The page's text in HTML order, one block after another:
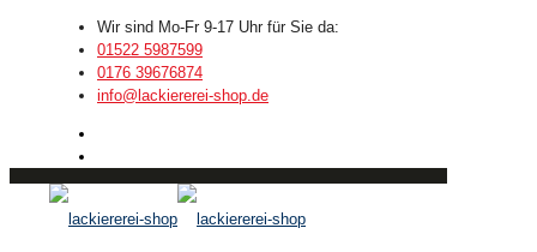
Wir sind Mo-Fr 9-17 Uhr für Sie da:
01522 5987599
0176 39676874
info@lackiererei-shop.de